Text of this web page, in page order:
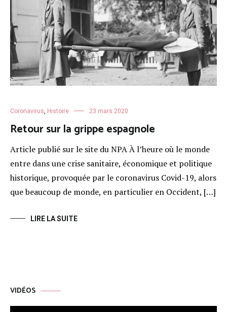
Coronavirus, Histoire 23 mars 2020
Retour sur la grippe espagnole
Article publié sur le site du NPA À l’heure où le monde
entre dans une crise sanitaire, économique et politique
historique, provoquée par le coronavirus Covid-19, alors
que beaucoup de monde, en particulier en Occident, […]
LIRE LA SUITE
VIDÉOS